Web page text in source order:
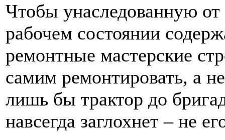
Чтобы унаследованную
рабочем состоянии
ремонтные мастерские
самим ремонтировать, а
лишь бы трактор до
навсегда заглохнет – не